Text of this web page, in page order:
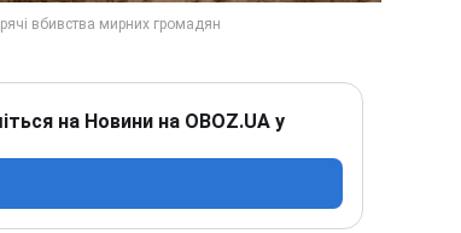
на Новини на OBOZ.UA у